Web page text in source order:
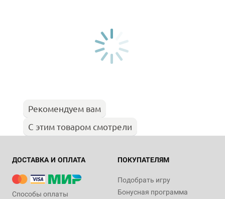
Рекомендуем вам
С этим товаром смотрели
ДОСТАВКА И ОПЛАТА
Способы оплаты
ПОКУПАТЕЛЯМ
Подобрать игру
Бонусная программа